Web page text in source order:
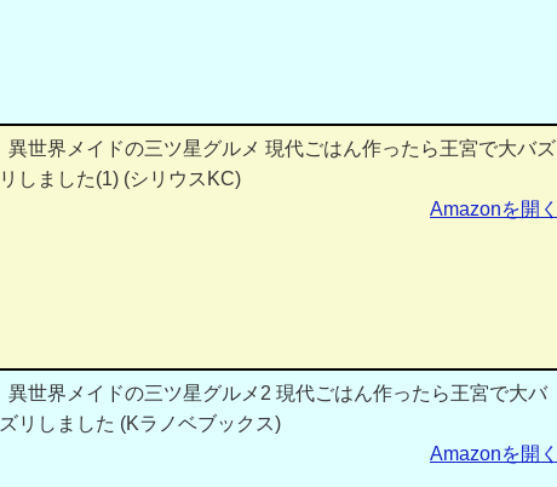
異世界メイドの三ツ星グルメ 現代ごはん作ったら王宮で大バズ
リしました(1) (シリウスKC)
Amazonを開く
異世界メイドの三ツ星グルメ2 現代ごはん作ったら王宮で大バ
ズリしました (Kラノベブックス)
Amazonを開く